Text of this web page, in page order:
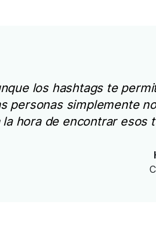
los hashtags te
personas simplemente
hora de encontrar esos